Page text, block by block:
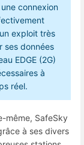
connexion
exploit très
ses données
EDGE (2G)
à
réel.
même, SafeSky
à ses divers